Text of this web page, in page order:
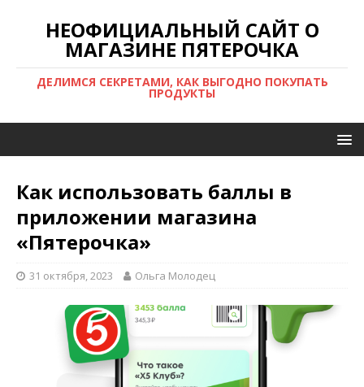
НЕОФИЦИАЛЬНЫЙ САЙТ О
МАГАЗИНЕ ПЯТЕРОЧКА
ДЕЛИМСЯ СЕКРЕТАМИ, КАК ВЫГОДНО ПОКУПАТЬ
ПРОДУКТЫ
Как использовать баллы в
приложении магазина
«Пятерочка»
31 октября, 2023 Ольга Молодец